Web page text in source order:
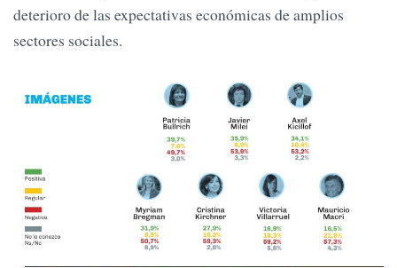
deterioro de las expectativas económicas de amplios
sectores sociales.